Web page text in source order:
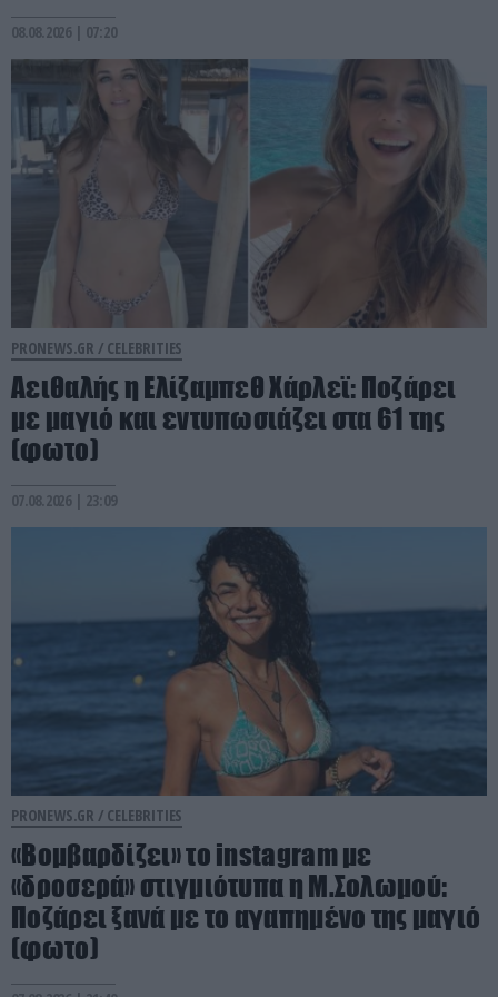
08.08.2026 | 07:20
PRONEWS.GR / CELEBRITIES
Αειθαλής η Ελίζαμπεθ Χάρλεϊ: Ποζάρει
με μαγιό και εντυπωσιάζει στα 61 της
(φωτο)
07.08.2026 | 23:09
PRONEWS.GR / CELEBRITIES
«Βομβαρδίζει» το instagram με
«δροσερά» στιγμιότυπα η Μ.Σολωμού:
Ποζάρει ξανά με το αγαπημένο της μαγιό
(φωτο)